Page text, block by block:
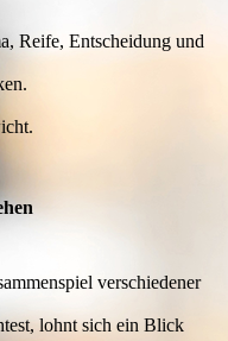
Reife, Entscheidung und
verschiedener
lohnt sich ein Blick